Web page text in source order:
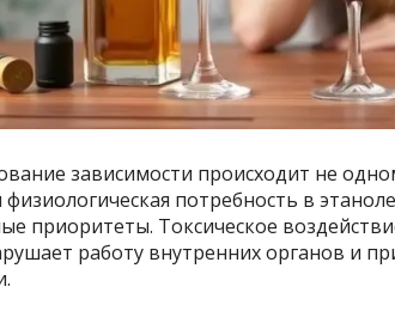
зависимости происходит не
потребность в
приоритеты. Токсическое
работу внутренних органов и